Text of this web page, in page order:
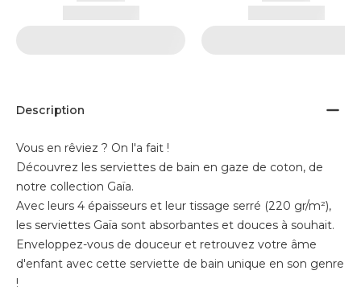
Description
Vous en rêviez ? On l'a fait !
Découvrez les serviettes de bain en gaze de coton, de
notre collection Gaïa.
Avec leurs 4 épaisseurs et leur tissage serré (220 gr/m²),
les serviettes Gaïa sont absorbantes et douces à souhait.
Enveloppez-vous de douceur et retrouvez votre âme
d'enfant avec cette serviette de bain unique en son genre
!